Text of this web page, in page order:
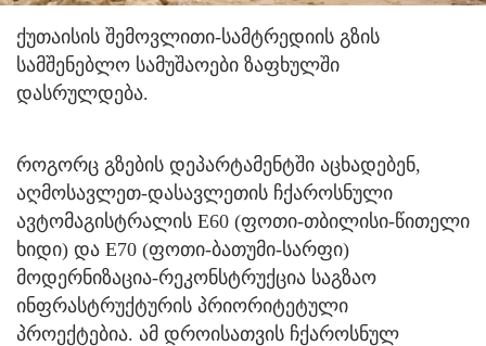
ქუთაისის შემოვლითი-სამტრედიის გზის
სამშენებლო სამუშაოები ზაფხულში
დასრულდება.
როგორც გზების დეპარტამენტში აცხადებენ,
აღმოსავლეთ-დასავლეთის ჩქაროსნული
ავტომაგისტრალის E60 (ფოთი-თბილისი-წითელი
ხიდი) და E70 (ფოთი-ბათუმი-სარფი)
მოდერნიზაცია-რეკონსტრუქცია საგზაო
ინფრასტრუქტურის პრიორიტეტული
პროექტებია. ამ დროისათვის ჩქაროსნულ